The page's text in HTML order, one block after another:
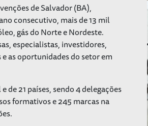
de Salvador (BA),
consecutivo, mais de 13 mil
gás do Norte e Nordeste.
especialistas, investidores,
as oportunidades do setor em
21 países, sendo 4 delegações
formativos e 245 marcas na